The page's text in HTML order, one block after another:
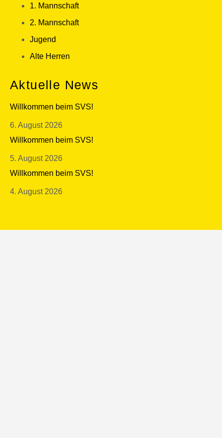
1. Mannschaft
2. Mannschaft
Jugend
Alte Herren
Aktuelle News
Willkommen beim SVS!
6. August 2026
Willkommen beim SVS!
5. August 2026
Willkommen beim SVS!
4. August 2026